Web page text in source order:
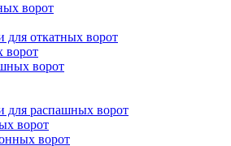
ворот
для откатных ворот
ворот
ворот
для распашных ворот
ворот
ворот